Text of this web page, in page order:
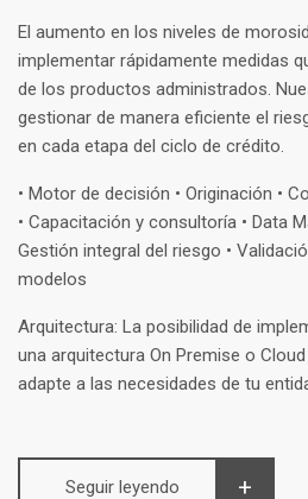
El aumento en los niveles de
implementar rápidamente medidas
de los productos administrados.
gestionar de manera eficiente el
en cada etapa del ciclo de crédito.
• Motor de decisión • Originación •
• Capacitación y consultoría • Data
Gestión integral del riesgo •
modelos
Arquitectura: La posibilidad de
una arquitectura On Premise o
adapte a las necesidades de tu
Seguir leyendo